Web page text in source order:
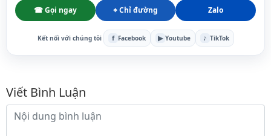
☎ Gọi ngay ⌖ Chỉ đường Zalo
Kết nối với chúng tôi f Facebook ▶ Youtube ♪ TikTok
Bình luận
Viết Bình Luận
Nội dung bình luận